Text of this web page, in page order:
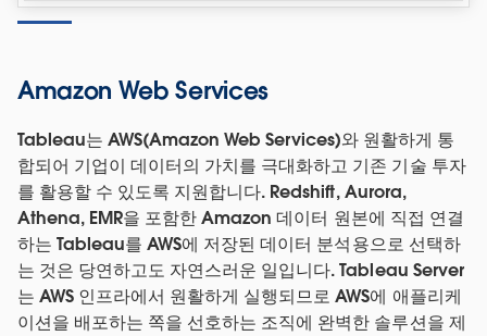
Amazon Web Services
Tableau는 AWS(Amazon Web Services)와 원활하게 통
합되어 기업이 데이터의 가치를 극대화하고 기존 기술 투자
를 활용할 수 있도록 지원합니다. Redshift, Aurora,
Athena, EMR을 포함한 Amazon 데이터 원본에 직접 연결
하는 Tableau를 AWS에 저장된 데이터 분석용으로 선택하
는 것은 당연하고도 자연스러운 일입니다. Tableau Server
는 AWS 인프라에서 원활하게 실행되므로 AWS에 애플리케
이션을 배포하는 쪽을 선호하는 조직에 완벽한 솔루션을 제